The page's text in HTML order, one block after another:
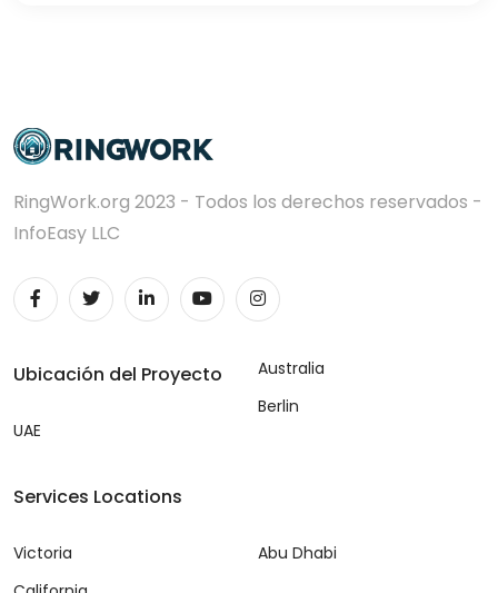
RingWork.org 2023 - Todos los derechos reservados -
InfoEasy LLC
Ubicación del Proyecto
UAE
Australia
Berlin
Services Locations
Victoria
Abu Dhabi